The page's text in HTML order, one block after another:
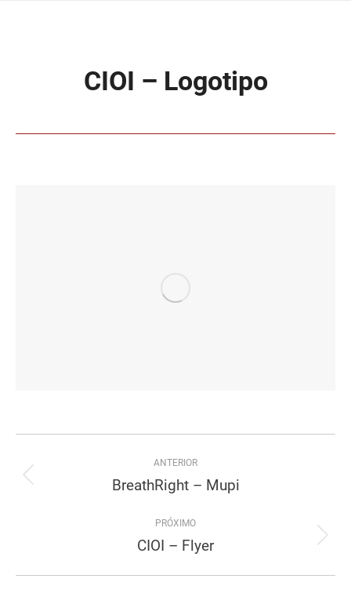
CIOI – Logotipo
navigation
ANTERIOR
Previous
BreathRight – Mupi
PRÓXIMO
Next
CIOI – Flyer